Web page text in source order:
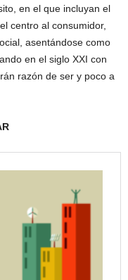
en el que incluyan el
centro al consumidor,
asentándose como
en el siglo XXI con
razón de ser y poco a